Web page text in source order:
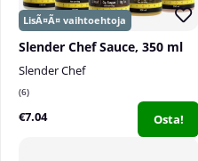
Slender Chef Sauce, 350 ml
Slender Chef
6
€7.04 Osta!